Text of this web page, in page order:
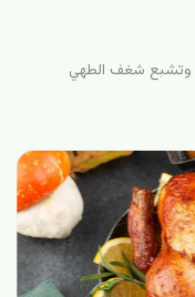
وتشبع شغف الطهي